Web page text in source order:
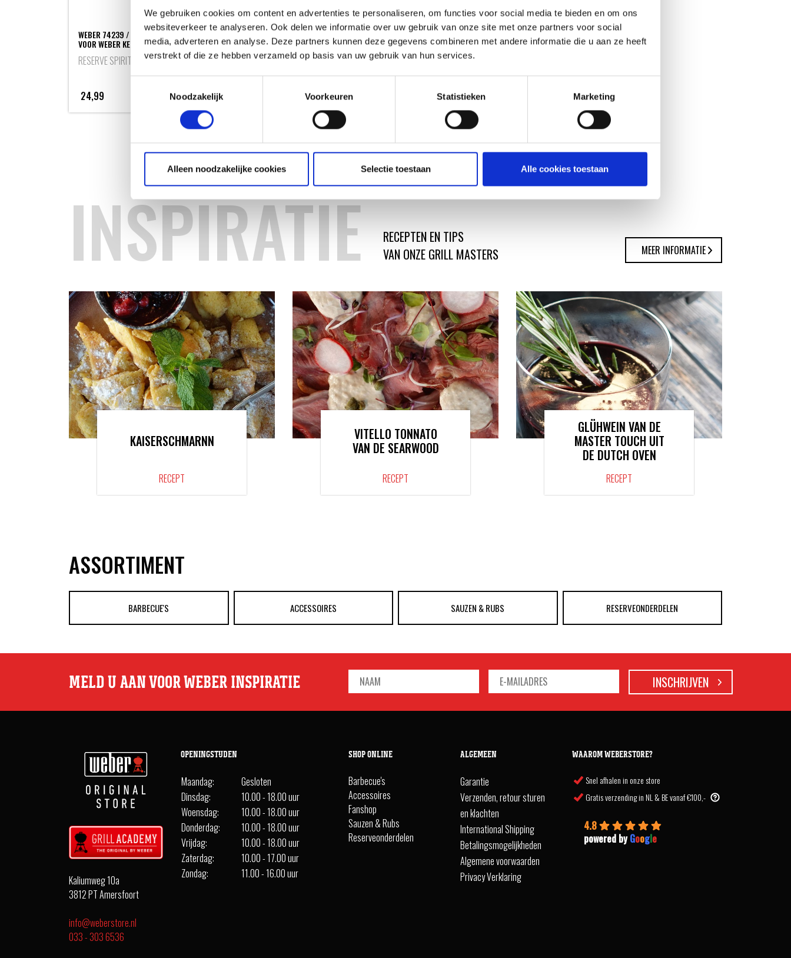
We gebruiken cookies om content en advertenties te personaliseren, om functies voor social media te bieden en om ons
websiteverkeer te analyseren. Ook delen we informatie over uw gebruik van onze site met onze partners voor social
media, adverteren en analyse. Deze partners kunnen deze gegevens combineren met andere informatie die u aan ze heeft
verstrekt of die ze hebben verzameld op basis van uw gebruik van hun services.
Noodzakelijk
Voorkeuren Statistieken Marketing
Alleen noodzakelijke cookies Selectie toestaan Alle cookies toestaan
WEBER 74239 / 67030 THERMOMETER
VOOR WEBER KETTLE & SPIRIT SERIES
RESERVE SPIRIT
24,99
INSPIRATIE
RECEPTEN EN TIPS
VAN ONZE GRILL MASTERS
MEER INFORMATIE
KAISERSCHMARNN
RECEPT
VITELLO TONNATO
VAN DE SEARWOOD
RECEPT
GLÜHWEIN VAN DE
MASTER TOUCH UIT
DE DUTCH OVEN
RECEPT
ASSORTIMENT
BARBECUE'S ACCESSOIRES SAUZEN & RUBS RESERVEONDERDELEN
MELD U AAN VOOR WEBER INSPIRATIE
Kaliumweg 10a
3812 PT Amersfoort
info@weberstore.nl
033 - 303 6536
OPENINGSTIJDEN
Maandag:
Gesloten
Dinsdag:
10.00 - 18.00 uur
Woensdag:
10.00 - 18.00 uur
Donderdag:
10.00 - 18.00 uur
Vrijdag:
10.00 - 18.00 uur
Zaterdag:
10.00 - 17.00 uur
Zondag:
11.00 - 16.00 uur
SHOP ONLINE
Barbecue's
Accessoires
Fanshop
Sauzen & Rubs
Reserveonderdelen
ALGEMEEN
Garantie
Verzenden, retour sturen
en klachten
International Shipping
Betalingsmogelijkheden
Algemene voorwaarden
Privacy Verklaring
WAAROM WEBERSTORE?
Snel afhalen in onze store
Gratis verzending in NL & BE vanaf €100,-
4.8
powered byGoogle